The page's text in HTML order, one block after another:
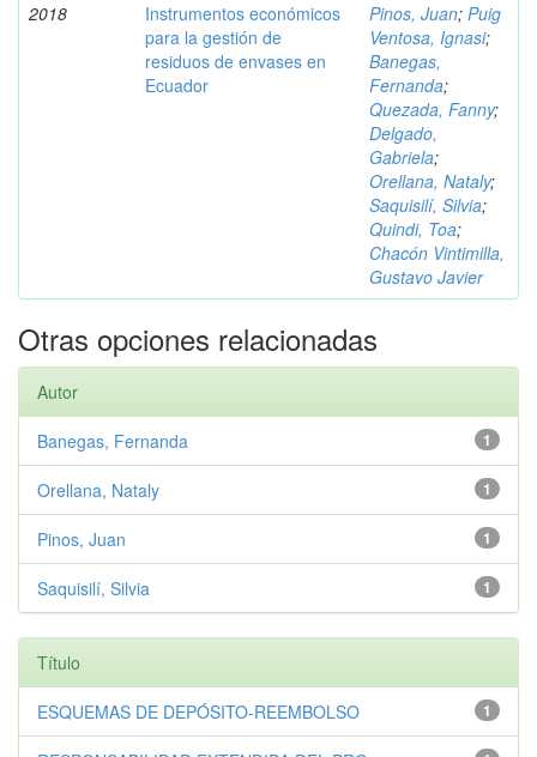
2018
Instrumentos económicos
para la gestión de
residuos de envases en
Ecuador
Pinos, Juan; Puig
Ventosa, Ignasi;
Banegas,
Fernanda;
Quezada, Fanny;
Delgado,
Gabriela;
Orellana, Nataly;
Saquisilí, Silvia;
Quindi, Toa;
Chacón Vintimilla,
Gustavo Javier
Otras opciones relacionadas
Autor
1
Banegas, Fernanda
1
Orellana, Nataly
1
Pinos, Juan
1
Saquisilí, Silvia
Título
1
ESQUEMAS DE DEPÓSITO-REEMBOLSO